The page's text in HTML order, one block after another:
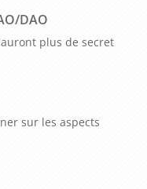
de votre
ou des inquiétudes
de répondre de
que vous prenez
public et que vous
trouver une solution
DAO
plus de secret
sur les aspects